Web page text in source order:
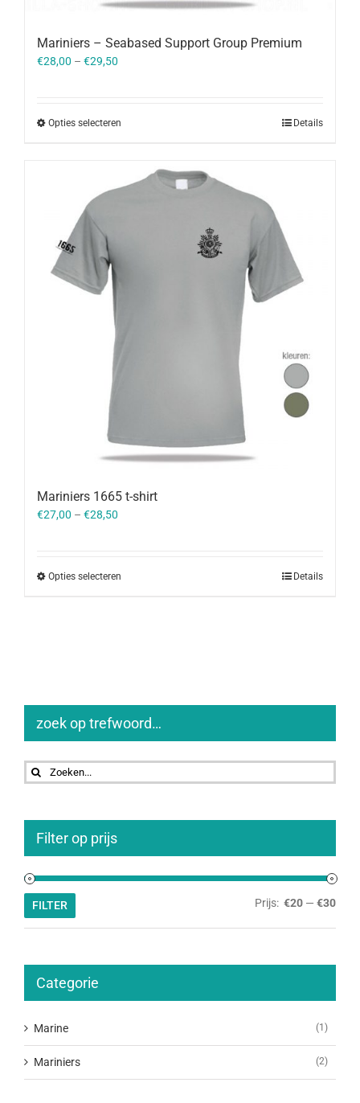
Mariniers – Seabased Support Group Premium
€28,00 – €29,50
Opties selecteren Details
Mariniers 1665 t-shirt
€27,00 – €28,50
Opties selecteren Details
zoek op trefwoord…
Zoeken
naar:
Filter op prijs
Min.
Max.
FILTER Prijs: €20 — €30
Categorie
Marine (1)
Mariniers (2)